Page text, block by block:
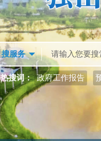
热搜词： 政府工作报告